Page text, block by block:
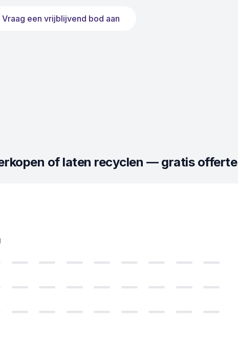
Vraag een vrijblijvend bod aan
of laten recyclen — gratis offerte